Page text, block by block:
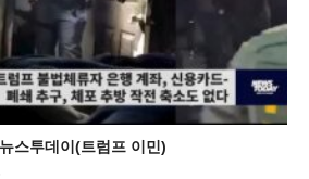
스투데이(트럼프 이민)